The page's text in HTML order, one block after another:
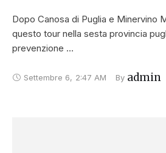
Dopo Canosa di Puglia e Minervino
questo tour nella sesta provincia
prevenzione …
Settembre 6, 2:47 AM By admin